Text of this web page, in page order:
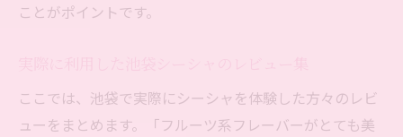
ことがポイントです。
ここでは、池袋で実際にシーシャを体験した方々のレビ
ューをまとめます。「フルーツ系フレーバーがとても美